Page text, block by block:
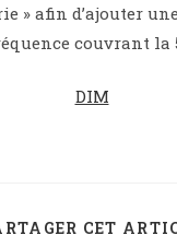
» afin d’ajouter
couvrant la
DIM
CET